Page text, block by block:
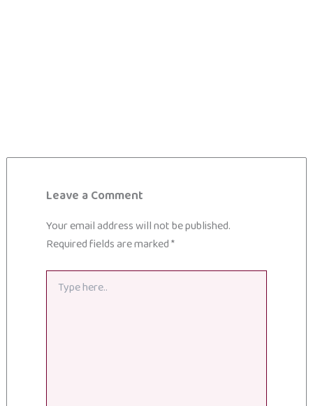
Leave a Comment
Your email address will not be published.
Required fields are marked*
here..